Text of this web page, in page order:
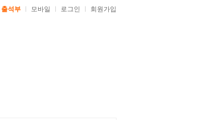
출석부 모바일 로그인 회원가입